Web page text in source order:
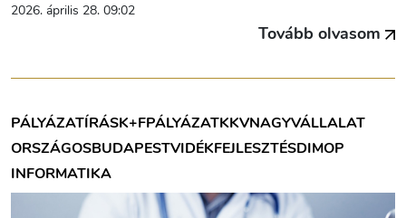
2026. április 28. 09:02
Tovább olvasom
PÁLYÁZATÍRÁSK+FPÁLYÁZATKKVNAGYVÁLLALAT
ORSZÁGOSBUDAPESTVIDÉKFEJLESZTÉSDIMOP
INFORMATIKA